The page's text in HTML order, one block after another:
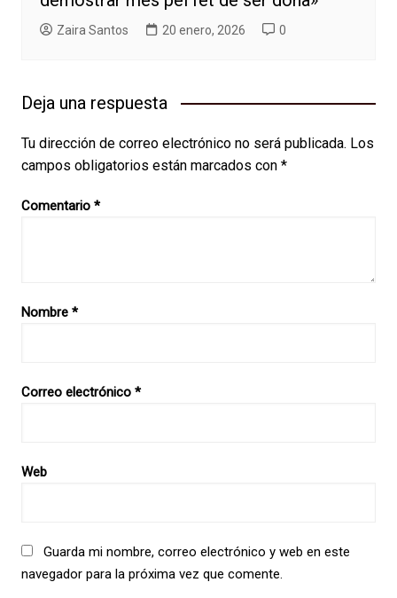
Zaira Santos 20 enero, 2026 0
Deja una respuesta
Tu dirección de correo electrónico no será publicada. Los
campos obligatorios están marcados con *
Comentario *
Nombre *
Correo electrónico *
Web
Guarda mi nombre, correo electrónico y web en este
navegador para la próxima vez que comente.